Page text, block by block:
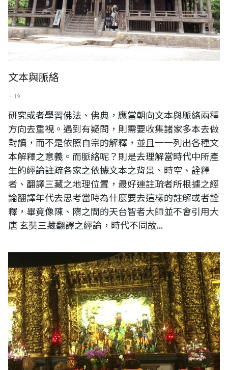
文本與脈絡
十 19
研究或者學習佛法、佛典，應當朝向文本與脈絡兩種
方向去重視。遇到有疑問，則需要收集諸家多本去做
對讀，而不是依照自宗的解釋，並且一一列出各種文
本解釋之意義。而脈絡呢？則是去理解當時代中所產
生的經論註疏各家之依據文本之背景、時空、詮釋
者、翻譯三藏之地理位置，最好連註疏者所根據之經
論翻譯年代去思考當時為什麼要去這樣的註解或者詮
釋，畢竟像陳、隋之間的天台智者大師並不會引用大
唐 玄奘三藏翻譯之經論，時代不同故...